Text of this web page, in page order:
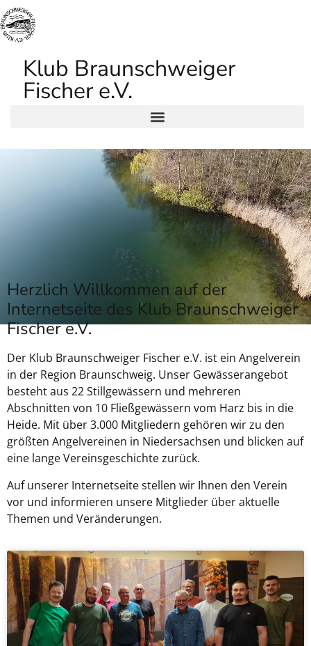
Klub Braunschweiger
Fischer e.V.
Herzlich Willkommen auf der
Internetseite des Klub Braunschweiger
Fischer e.V.
Der Klub Braunschweiger Fischer e.V. ist ein Angelverein
in der Region Braunschweig. Unser Gewässerangebot
besteht aus 22 Stillgewässern und mehreren
Abschnitten von 10 Fließgewässern vom Harz bis in die
Heide. Mit über 3.000 Mitgliedern gehören wir zu den
größten Angelvereinen in Niedersachsen und blicken auf
eine lange Vereinsgeschichte zurück.
Auf unserer Internetseite stellen wir Ihnen den Verein
vor und informieren unsere Mitglieder über aktuelle
Themen und Veränderungen.